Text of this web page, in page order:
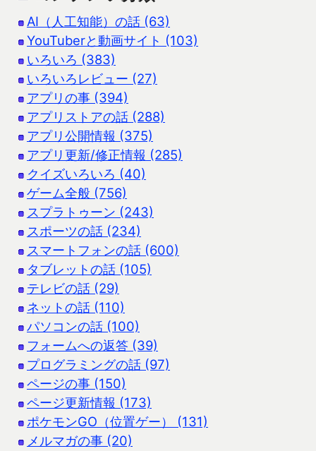
AI（人工知能）の話 (63)
YouTuberと動画サイト (103)
いろいろ (383)
いろいろレビュー (27)
アプリの事 (394)
アプリストアの話 (288)
アプリ公開情報 (375)
アプリ更新/修正情報 (285)
クイズいろいろ (40)
ゲーム全般 (756)
スプラトゥーン (243)
スポーツの話 (234)
スマートフォンの話 (600)
タブレットの話 (105)
テレビの話 (29)
ネットの話 (110)
パソコンの話 (100)
フォームへの返答 (39)
プログラミングの話 (97)
ページの事 (150)
ページ更新情報 (173)
ポケモンGO（位置ゲー） (131)
メルマガの事 (20)